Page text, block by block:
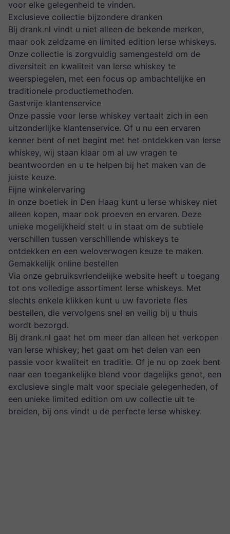
voor elke gelegenheid te vinden.
Exclusieve collectie bijzondere dranken
Bij drank.nl vindt u niet alleen de bekende merken,
maar ook zeldzame en limited edition Ierse whiskeys.
Onze collectie is zorgvuldig samengesteld om de
diversiteit en kwaliteit van Ierse whiskey te
weerspiegelen, met een focus op ambachtelijke en
traditionele productiemethoden.
Gastvrije klantenservice
Onze passie voor Ierse whiskey vertaalt zich in een
uitzonderlijke klantenservice. Of u nu een ervaren
kenner bent of net begint met het ontdekken van Ierse
whiskey, wij staan klaar om al uw vragen te
beantwoorden en u te helpen bij het maken van de
juiste keuze.
Fijne winkelervaring
In onze boetiek in Den Haag kunt u Ierse whiskey niet
alleen kopen, maar ook proeven en ervaren. Deze
unieke mogelijkheid stelt u in staat om de subtiele
verschillen tussen verschillende whiskeys te
ontdekken en een weloverwogen keuze te maken.
Gemakkelijk online bestellen
Via onze gebruiksvriendelijke website heeft u toegang
tot ons volledige assortiment Ierse whiskeys. Met
slechts enkele klikken kunt u uw favoriete fles
bestellen, die vervolgens snel en veilig bij u thuis
wordt bezorgd.
Bij drank.nl gaat het om meer dan alleen het verkopen
van Ierse whiskey; het gaat om het delen van een
passie voor kwaliteit en traditie. Of je nu op zoek bent
naar een toegankelijke blend voor dagelijks genot, een
exclusieve single malt voor speciale gelegenheden, of
een unieke limited edition om uw collectie uit te
breiden, bij ons vindt u de perfecte Ierse whiskey.